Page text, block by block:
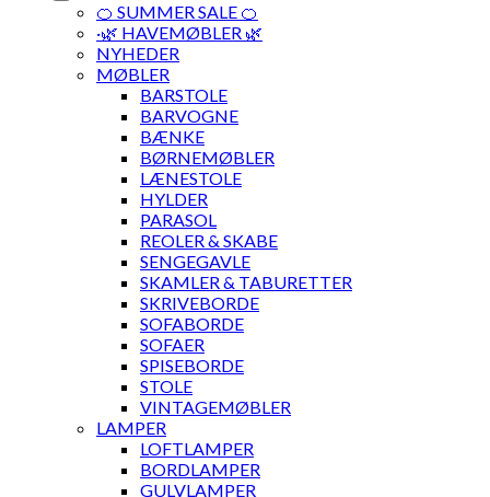
🍊 SUMMER SALE 🍊
·🌿 HAVEMØBLER 🌿
NYHEDER
MØBLER
BARSTOLE
BARVOGNE
BÆNKE
BØRNEMØBLER
LÆNESTOLE
HYLDER
PARASOL
REOLER & SKABE
SENGEGAVLE
SKAMLER & TABURETTER
SKRIVEBORDE
SOFABORDE
SOFAER
SPISEBORDE
STOLE
VINTAGEMØBLER
LAMPER
LOFTLAMPER
BORDLAMPER
GULVLAMPER